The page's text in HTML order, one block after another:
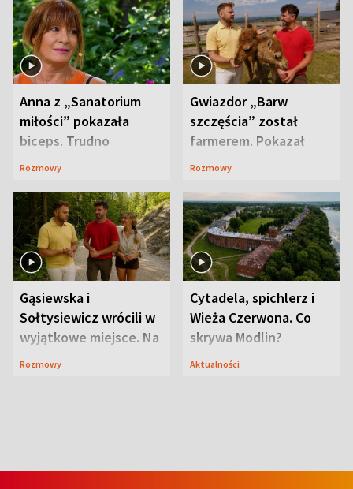
Anna z „Sanatorium
miłości” pokazała
biceps. Trudno
uwierzyć, co przeszła
Rozmowy
Gwiazdor „Barw
szczęścia” został
farmerem. Pokazał
swoje niezwykłe
Rozmowy
Gąsiewska i
Sołtysiewicz wrócili w
wyjątkowe miejsce. Na
szlaku czekał
Rozmowy
Cytadela, spichlerz i
Wieża Czerwona. Co
skrywa Modlin?
Aktualności